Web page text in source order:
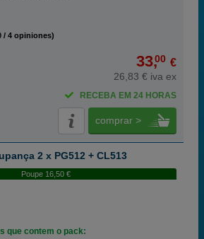
/ 4 opiniones)
33,00 €
26,83 € iva ex
RECEBA EM 24 HORAS
comprar >
2 x PG512 + CL513
Poupe 16,50 €
que contem o pack: